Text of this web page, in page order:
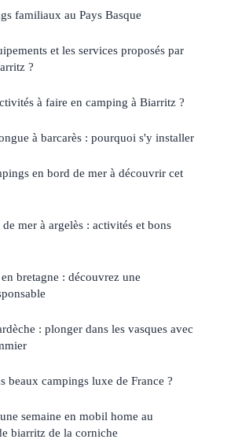
familiaux au Pays Basque
et les services proposés par
?
à faire en camping à Biarritz ?
à barcarès : pourquoi s'y installer
en bord de mer à découvrir cet
mer à argelès : activités et bons
bretagne : découvrez une
: plonger dans les vasques avec
beaux campings luxe de France ?
semaine en mobil home au
biarritz de la corniche